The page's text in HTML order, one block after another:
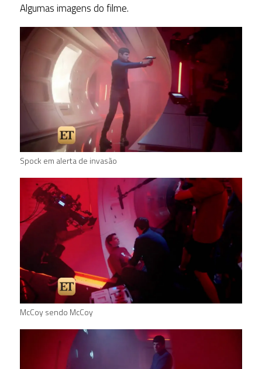
Algumas imagens do filme.
Spock em alerta de invasão
McCoy sendo McCoy